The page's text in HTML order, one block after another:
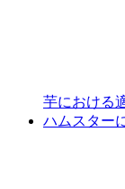
芋における
ハムスター